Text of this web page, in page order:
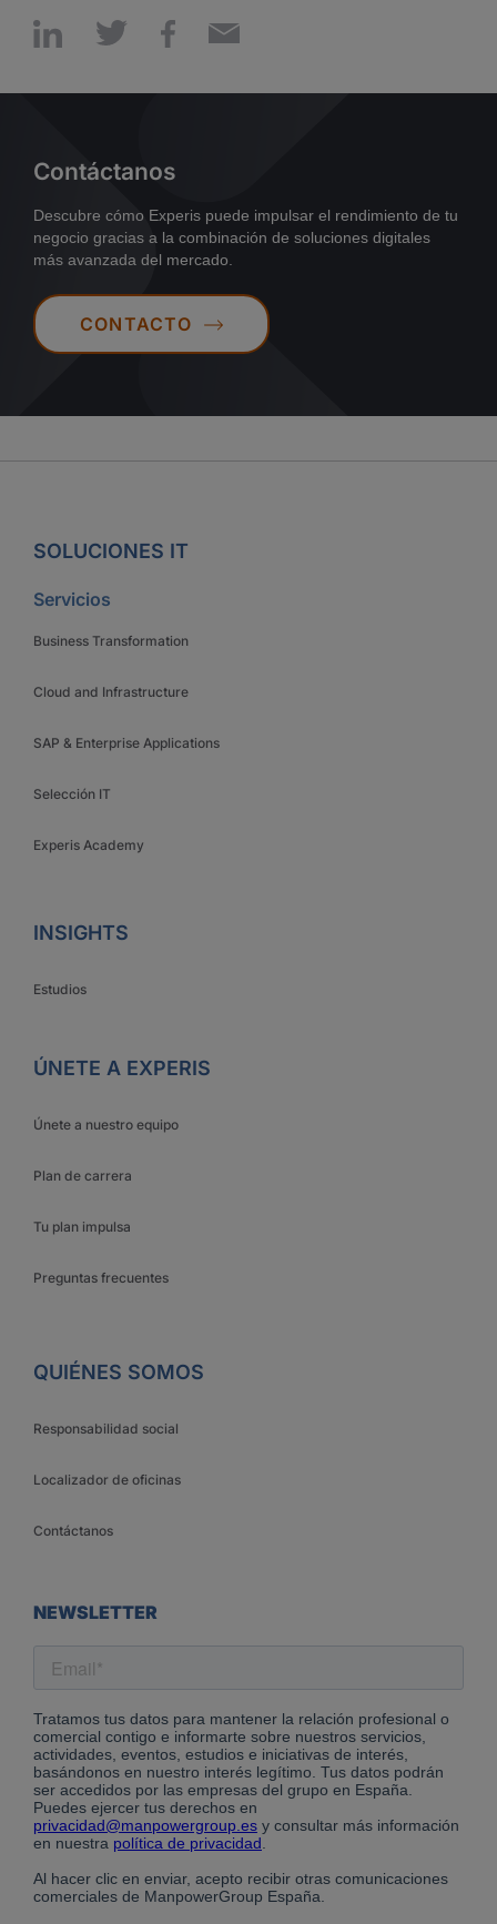
Contáctanos
Descubre cómo Experis puede impulsar el rendimiento de tu
negocio gracias a la combinación de soluciones digitales
más avanzada del mercado.
CONTACTO
SOLUCIONES IT
Servicios
Business Transformation
Cloud and Infrastructure
SAP & Enterprise Applications
Selección IT
Experis Academy
INSIGHTS
Estudios
ÚNETE A EXPERIS
Únete a nuestro equipo
Plan de carrera
Tu plan impulsa
Preguntas frecuentes
QUIÉNES SOMOS
Responsabilidad social
Localizador de oficinas
Contáctanos
NEWSLETTER